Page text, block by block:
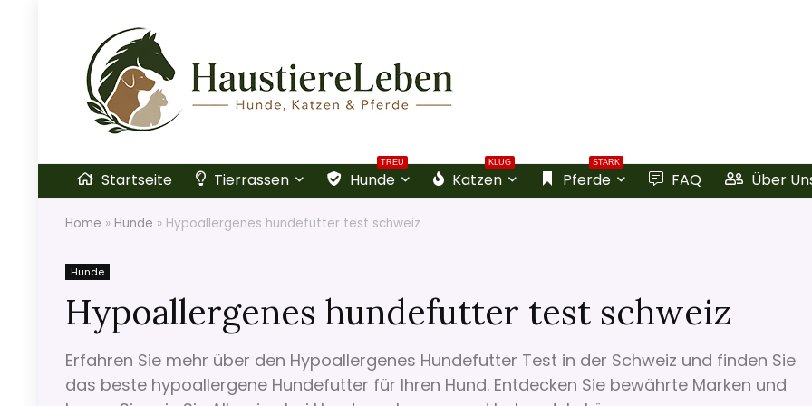
Startseite Tierrassen
TREU
Hunde
KLUG
Katzen
STARK
Pferde FAQ Über
Home » Hunde » Hypoallergenes hundefutter test schweiz
Hunde
Hypoallergenes hundefutter test schweiz
Erfahren Sie mehr über den Hypoallergenes Hundefutter Test in der Schweiz und finden Sie
das beste hypoallergene Hundefutter für Ihren Hund. Entdecken Sie bewährte Marken und